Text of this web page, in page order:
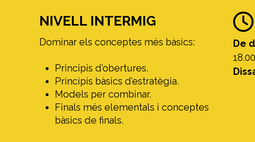
NIVELL INTERMIG
Dominar els conceptes més bàsics:
Principis d’obertures.
Principis bàsics d’estratègia.
Models per combinar.
Finals més elementals i conceptes
bàsics de finals.
De